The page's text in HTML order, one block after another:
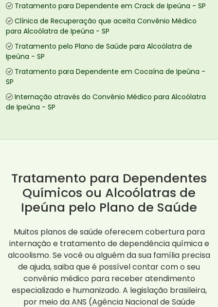
Tratamento para Dependente em Crack de Ipeúna - SP
Clínica de Recuperação que aceita Convênio Médico
para Alcoólatra de Ipeúna - SP
Tratamento pelo Plano de Saúde para Alcoólatra de
Ipeúna - SP
Tratamento para Dependente em Cocaína de Ipeúna -
SP
Internação através do Convênio Médico para Alcoólatra
de Ipeúna - SP
Tratamento para Dependentes
Químicos ou Alcoólatras de
Ipeúna pelo Plano de Saúde
Muitos planos de saúde oferecem cobertura para
internação e tratamento de dependência química e
alcoolismo. Se você ou alguém da sua família precisa
de ajuda, saiba que é possível contar com o seu
convênio médico para receber atendimento
especializado e humanizado. A legislação brasileira,
por meio da ANS (Agência Nacional de Saúde